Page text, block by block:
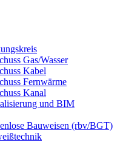
Gas/Wasser
Kabel
Fernwärme
Kanal
und BIM
Bauweisen (rbv/BGT)